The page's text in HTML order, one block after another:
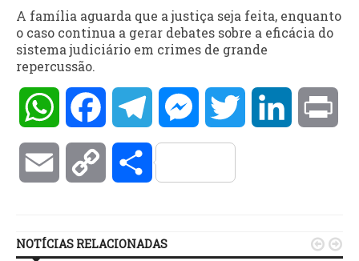
A família aguarda que a justiça seja feita, enquanto
o caso continua a gerar debates sobre a eficácia do
sistema judiciário em crimes de grande
repercussão.
WhatsAppFacebookTelegramMessengerTwitter LinkedIn
Email Copy Compartilhar
NOTÍCIAS RELACIONADAS  